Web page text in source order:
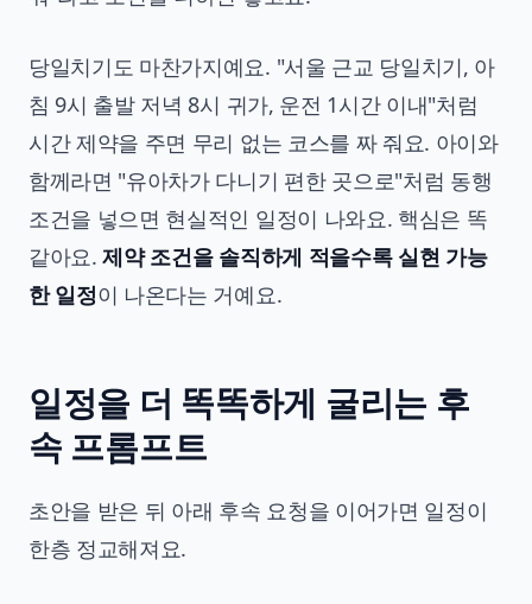
당일치기도 마찬가지예요. "서울 근교 당일치기, 아
침 9시 출발 저녁 8시 귀가, 운전 1시간 이내"처럼
시간 제약을 주면 무리 없는 코스를 짜 줘요. 아이와
함께라면 "유아차가 다니기 편한 곳으로"처럼 동행
조건을 넣으면 현실적인 일정이 나와요. 핵심은 똑
같아요.제약 조건을 솔직하게 적을수록 실현 가능
한 일정이 나온다는 거예요.
일정을 더 똑똑하게 굴리는 후
속 프롬프트
초안을 받은 뒤 아래 후속 요청을 이어가면 일정이
한층 정교해져요.